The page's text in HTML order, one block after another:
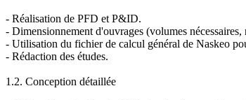
- Réalisation de PFD et P&ID.
- Dimensionnement d'ouvrages (volumes
- Utilisation du fichier de calcul général de Naskeo
- Rédaction des études.
1.2. Conception détaillée